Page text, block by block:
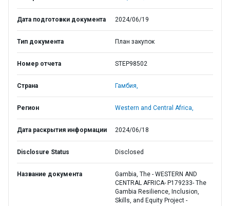
Дата подготовки документа 2024/06/19
Тип документа План закупок
Номер отчета STEP98502
Страна Гамбия,
Регион Western and Central Africa,
Дата раскрытия информации 2024/06/18
Disclosure Status Disclosed
Название документа
Gambia, The - WESTERN AND
CENTRAL AFRICA- P179233- The
Gambia Resilience, Inclusion,
Skills, and Equity Project -